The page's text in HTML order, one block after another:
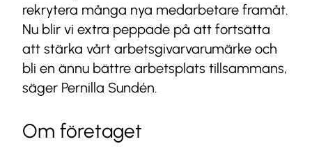
rekrytera många nya medarbetare framåt.
Nu blir vi extra peppade på att fortsätta
att stärka vårt arbetsgivarvarumärke och
bli en ännu bättre arbetsplats tillsammans,
säger Pernilla Sundén.
Om företaget